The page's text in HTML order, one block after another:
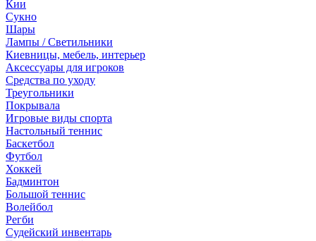
Кии
Сукно
Шары
Лампы / Светильники
Киевницы, мебель, интерьер
Аксессуары для игроков
Средства по уходу
Треугольники
Покрывала
Игровые виды спорта
Настольный теннис
Баскетбол
Футбол
Хоккей
Бадминтон
Большой теннис
Волейбол
Регби
Судейский инвентарь